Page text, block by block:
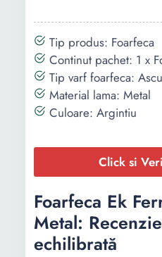
Tip produs: Foarfeca
Continut pachet: 1 x
Tip varf foarfeca:
Material lama: Metal
Culoare: Argintiu
Click si
Foarfeca Ek
Metal:
echilibrată